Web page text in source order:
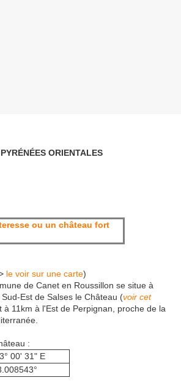
ORIENTALES
le voir sur une carte)
de Canet en Roussillon se situe à
Est de Salses le Château (voir cet
à 11km à l'Est de Perpignan, proche de la
:
00' 31" E